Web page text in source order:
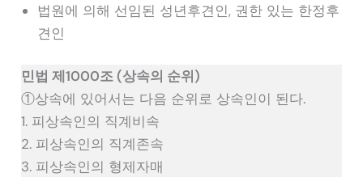
법원에 의해 선임된 성년후견인, 권한 있는 한정후
견인
민법 제1000조 (상속의 순위)
①상속에 있어서는 다음 순위로 상속인이 된다.
1. 피상속인의 직계비속
2. 피상속인의 직계존속
3. 피상속인의 형제자매